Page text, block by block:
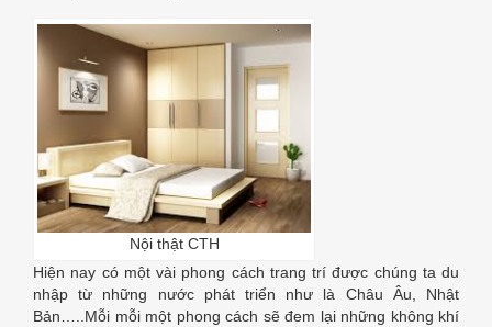
Nội thật CTH
Hiện nay có một vài phong cách trang trí được chúng ta du
nhập từ những nước phát triển như là Châu Âu, Nhật
Bản…..Mỗi mỗi một phong cách sẽ đem lại những không khí